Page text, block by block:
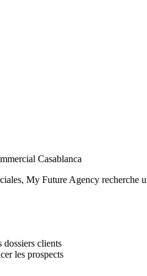
Casablanca
My Future Agency
clients
les prospects